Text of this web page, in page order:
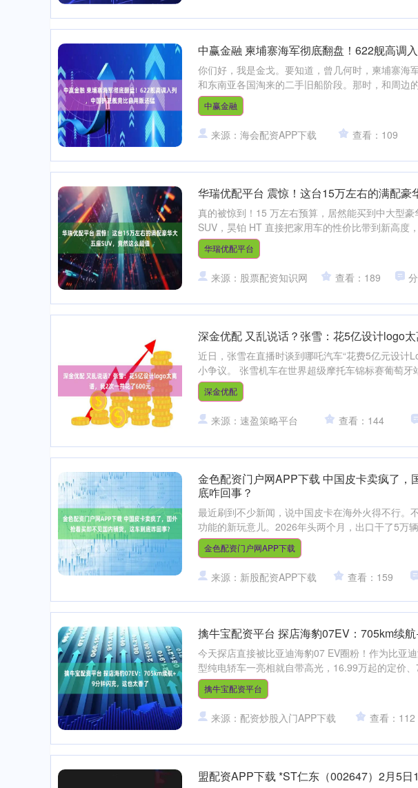
中赢金融 柬埔寨海军彻底翻盘！622舰高调
你们好，我是金戈。要知道，曾几何时，柬埔寨海
和东南亚各国淘来的二手旧船阶段。那时，和周边
中赢金融
来源：海会配资APP下载 查看：109
华瑞优配平台 震惊！这台15万左右的满配豪
真的被惊到！15 万左右预算，居然能买到中大型
SUV，昊铂 HT 直接把家用车的性价比带到新高度
华瑞优配平台
来源：股票配资知识网 查看：189
深金优配 又乱说话？张雪：花5亿设计logo
近日，张雪在直播时谈到哪吒汽车“花费5亿元设计
小争议。 张雪机车在世界超级摩托车锦标赛葡萄牙
深金优配
来源：速盈策略平台 查看：144
金色配资门户网APP下载 中国皮卡卖疯了，
底咋回事？
最近刷到不少新闻，说中国皮卡在海外火得不行。
功能的新玩意儿。2026年头两个月，出口干了5万
金色配资门户网APP下载
来源：新股配资APP下载 查看：159
擒牛宝配资平台 探店海豹07EV：705km续
今天探店直接被比亚迪海豹07 EV圈粉！作为比亚
型纯电轿车一亮相就自带高光，16.99万起的定价
擒牛宝配资平台
来源：配资炒股入门APP下载 查看：112
盟配资APP下载 *ST仁东（002647）2月5日